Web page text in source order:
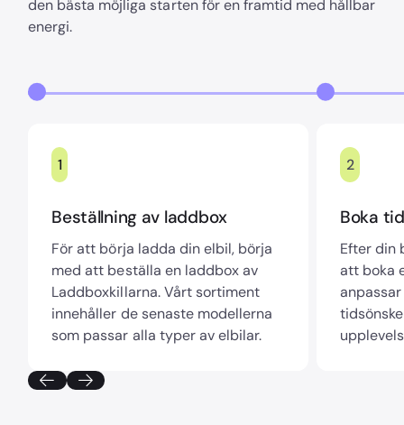
den bästa möjliga starten för en framtid med hållbar
energi.
1
Beställning av laddbox
För att börja ladda din elbil, börja
med att beställa en laddbox av
Laddboxkillarna. Vårt sortiment
innehåller de senaste modellerna
som passar alla typer av elbilar.
2
Boka
Efter din
att boka